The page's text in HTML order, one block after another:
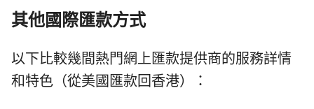
其他國際匯款方式
以下比較幾間熱門網上匯款提供商的服務詳情
和特色（從美國匯款回香港）：